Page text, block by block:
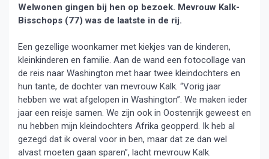
Welwonen gingen bij hen op bezoek. Mevrouw Kalk-
Bisschops (77) was de laatste in de rij.
Een gezellige woonkamer met kiekjes van de kinderen,
kleinkinderen en familie. Aan de wand een fotocollage van
de reis naar Washington met haar twee kleindochters en
hun tante, de dochter van mevrouw Kalk. “Vorig jaar
hebben we wat afgelopen in Washington”. We maken ieder
jaar een reisje samen. We zijn ook in Oostenrijk geweest en
nu hebben mijn kleindochters Afrika geopperd. Ik heb al
gezegd dat ik overal voor in ben, maar dat ze dan wel
alvast moeten gaan sparen”, lacht mevrouw Kalk.